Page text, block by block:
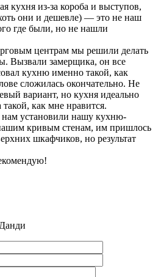
кухня из-за короба и выступов,
они и дешевле) — это не наш
где были, но не нашли
центрам мы решили делать
Вызвали замерщика, он все
кухню именно такой, как
сложилась окончательно. Не
вариант, но кухня идеально
как мне нравится.
установили нашу кухню-
кривым стенам, им пришлось
шкафчиков, но результат